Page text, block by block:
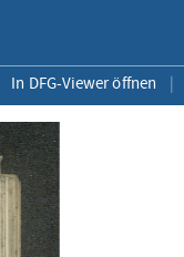
In DFG-Viewer öffnen